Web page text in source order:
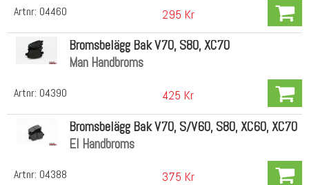
Artnr: 04460 295 Kr
Artnr: 04390
Bromsbelägg Bak V70, S80, XC70
Man Handbroms
425 Kr
Artnr: 04388
Bromsbelägg Bak V70, S/V60, S80, XC60, XC70
El Handbroms
375 Kr